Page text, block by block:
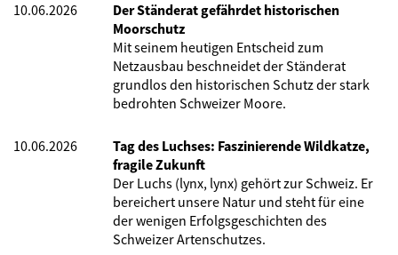
10.06.2026
Der Ständerat gefährdet historischen
Moorschutz
Mit seinem heutigen Entscheid zum
Netzausbau beschneidet der Ständerat
grundlos den historischen Schutz der stark
bedrohten Schweizer Moore.
10.06.2026
Tag des Luchses: Faszinierende Wildkatze,
fragile Zukunft
Der Luchs (lynx, lynx) gehört zur Schweiz. Er
bereichert unsere Natur und steht für eine
der wenigen Erfolgsgeschichten des
Schweizer Artenschutzes.